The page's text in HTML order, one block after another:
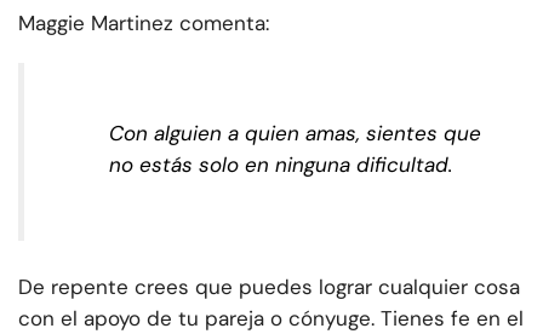
Maggie Martinez comenta:
Con alguien a quien amas, sientes que
no estás solo en ninguna dificultad.
De repente crees que puedes lograr cualquier cosa
con el apoyo de tu pareja o cónyuge. Tienes fe en el